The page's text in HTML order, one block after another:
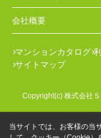
会社概要
マンションカタログ
サイトマップ
Copyright(c) 株式会社
当サイトでは、お客様の当